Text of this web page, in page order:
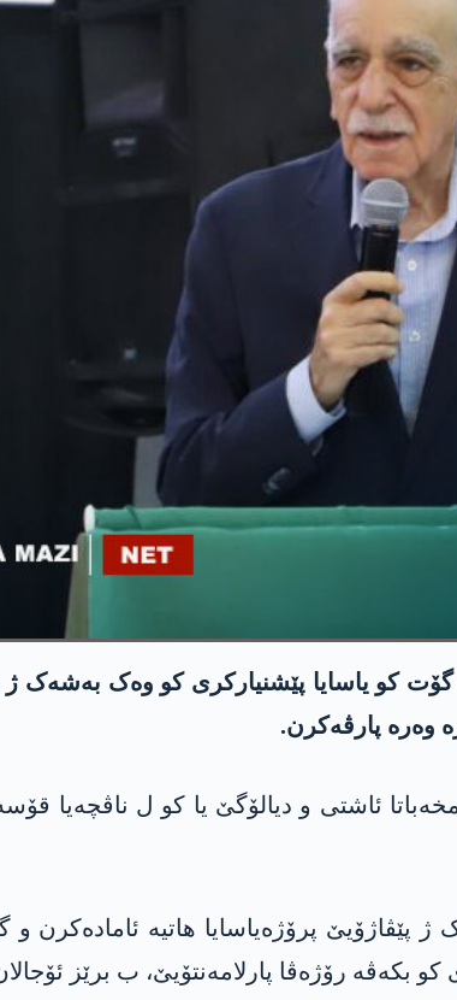
کو یاسایا پێشنیاركری کو وەک بەشەک ژ
وەرە پارڤەکرن.
ئاشتی و دیالۆگێ یا کو ل ناڤچەیا
پرۆژه‌یاسایا ھاتیە ئامادەکرن
بکەڤە رۆژەڤا پارلامەنتۆیێ، ب برێز